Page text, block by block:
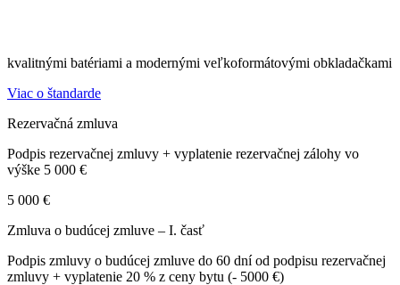
kvalitnými batériami a modernými veľkoformátovými obkladačkami
Viac o štandarde
Rezervačná zmluva
Podpis rezervačnej zmluvy + vyplatenie rezervačnej zálohy vo
výške 5 000 €
5 000 €
Zmluva o budúcej zmluve – I. časť
Podpis zmluvy o budúcej zmluve do 60 dní od podpisu rezervačnej
zmluvy + vyplatenie 20 % z ceny bytu (- 5000 €)